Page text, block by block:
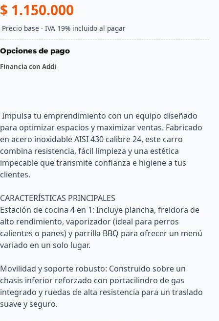
$ 1.150.000
Precio base · IVA 19% incluido al pagar
Opciones de pago
Financia con Addi
para optimizar espacios y maximizar ventas. Fabricado
en acero inoxidable AISI 430 calibre 24, este carro
combina resistencia, fácil limpieza y una estética
impecable que transmite confianza e higiene a tus
clientes.
CARACTERÍSTICAS PRINCIPALES
Estación de cocina 4 en 1: Incluye plancha, freidora de
alto rendimiento, vaporizador (ideal para perros
calientes o panes) y parrilla BBQ para ofrecer un menú
variado en un solo lugar.
Movilidad y soporte robusto: Construido sobre un
chasis inferior reforzado con portacilindro de gas
integrado y ruedas de alta resistencia para un traslado
suave y seguro.